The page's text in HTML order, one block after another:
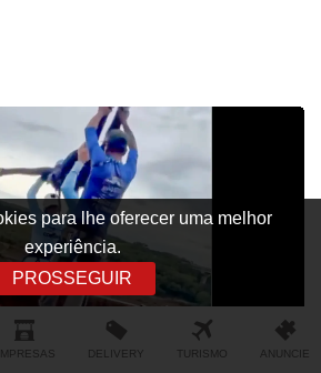
para lhe oferecer uma melhor
experiência.
PROSSEGUIR
por morte em salto
DELIVERY TURISMO ANUNCIE